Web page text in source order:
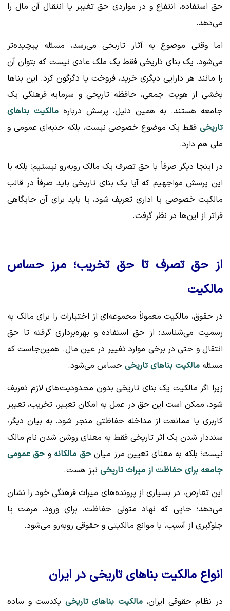
حق استفاده، انتفاع و در مواردی حق تغییر یا انتقال آن مال را
می‌دهد.
اما وقتی موضوع به آثار تاریخی می‌رسد، مسئله پیچیده‌تر
می‌شود. یک بنای تاریخی فقط یک ملک عادی نیست که بتوان آن
را مانند هر دارایی دیگری خرید، فروخت یا دگرگون کرد. این بناها
بخشی از هویت جمعی، حافظه تاریخی و سرمایه فرهنگی یک
جامعه هستند. به همین دلیل، پرسش درباره مالکیت بناهای
تاریخی فقط یک موضوع خصوصی نیست، بلکه جنبه‌ای عمومی و
ملی هم دارد.
در اینجا دیگر صرفاً با حق تصرف یک مالک روبه‌رو نیستیم؛ بلکه با
این پرسش مواجهیم که آیا یک بنای تاریخی باید صرفاً در قالب
مالکیت خصوصی یا اداری تعریف شود، یا باید برای آن جایگاهی
فراتر از این‌ها در نظر گرفت.
از حق تصرف تا حق تخریب؛ مرز حساس
مالکیت
در حقوق، مالکیت معمولاً مجموعه‌ای از اختیارات را برای مالک به
رسمیت می‌شناسد؛ از حق استفاده و بهره‌برداری گرفته تا حق
انتقال و حتی در برخی موارد تغییر در عین مال. همین‌جاست که
مسئله مالکیت بناهای تاریخی حساس می‌شود.
زیرا اگر مالکیت یک بنای تاریخی بدون محدودیت‌های لازم تعریف
شود، ممکن است این حق در عمل به امکان تغییر، تخریب، تغییر
کاربری یا ممانعت از مداخله حفاظتی منجر شود. به بیان دیگر،
سنددار شدن یک اثر تاریخی فقط به معنای روشن شدن نام مالک
نیست؛ بلکه به معنای تعیین مرز میانحق مالکانه و حق عمومی
جامعه برای حفاظت از میراث تاریخی نیز هست.
این تعارض، در بسیاری از پرونده‌های میراث فرهنگی خود را نشان
می‌دهد؛ جایی که نهاد متولی حفاظت، برای ورود، مرمت یا
جلوگیری از آسیب، با موانع مالکیتی و حقوقی روبه‌رو می‌شود.
انواع مالکیت بناهای تاریخی در ایران
در نظام حقوقی ایران،مالکیت بناهای تاریخی یکدست و ساده